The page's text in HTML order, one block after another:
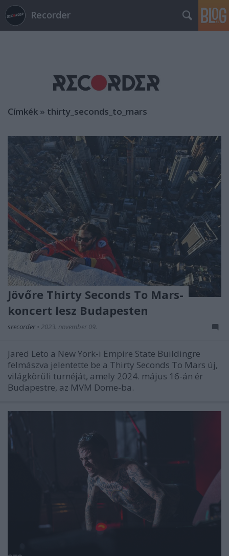
Recorder
Címkék » thirty_seconds_to_mars
Jövőre Thirty Seconds To Mars-
koncert lesz Budapesten
srecorder • 2023. november 09.
Jared Leto a New York-i Empire State Buildingre
felmászva jelentette be a Thirty Seconds To Mars új,
világkörüli turnéját, amely 2024. május 16-án ér
Budapestre, az MVM Dome-ba.